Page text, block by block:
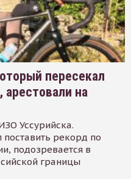
пересекал
на
Уссурийска.
рекорд по
подозревается в
границы